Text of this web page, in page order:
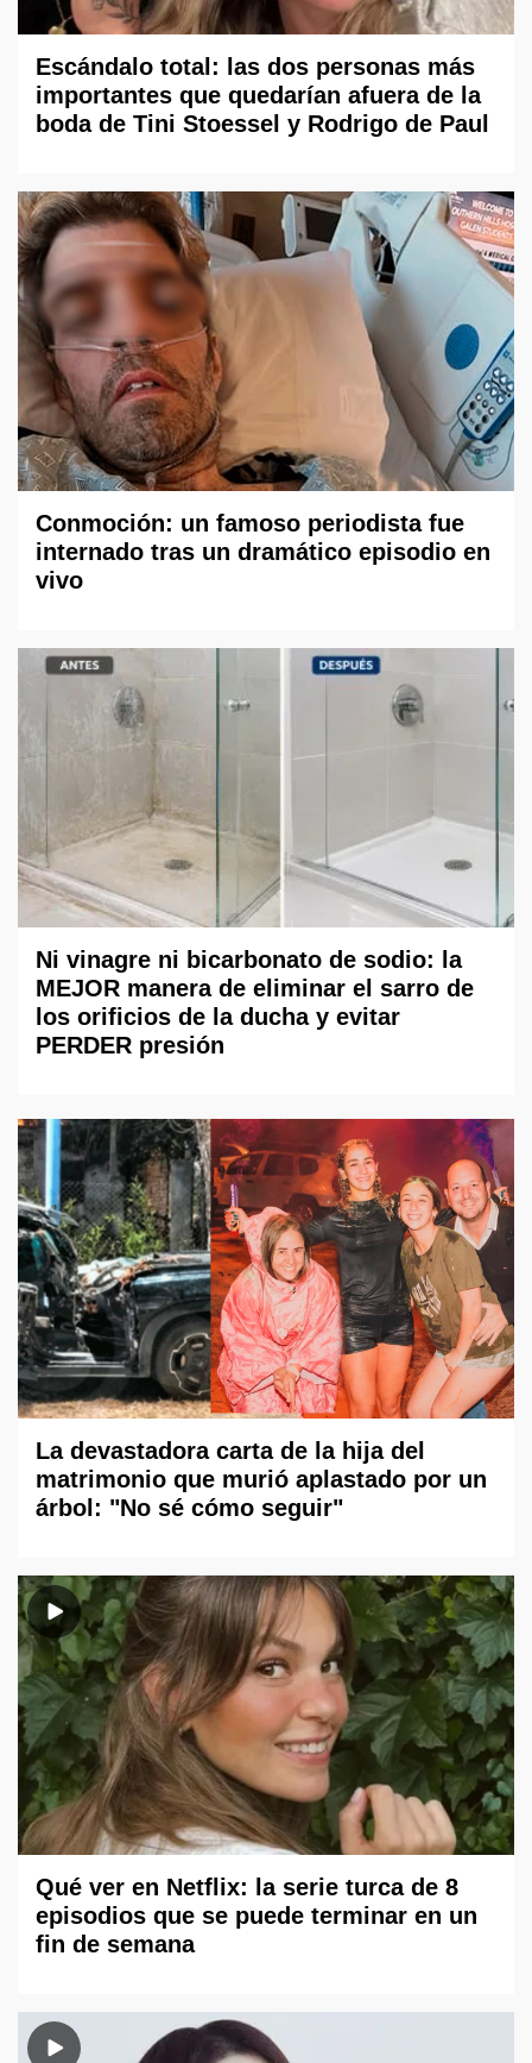
Escándalo total: las dos personas más
importantes que quedarían afuera de la
boda de Tini Stoessel y Rodrigo de Paul
Conmoción: un famoso periodista fue
internado tras un dramático episodio en
vivo
Ni vinagre ni bicarbonato de sodio: la
MEJOR manera de eliminar el sarro de
los orificios de la ducha y evitar
PERDER presión
La devastadora carta de la hija del
matrimonio que murió aplastado por un
árbol: "No sé cómo seguir"
Qué ver en Netflix: la serie turca de 8
episodios que se puede terminar en un
fin de semana